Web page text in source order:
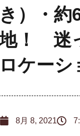
き）・約
！ 迷
ロケー
8月 8, 2021